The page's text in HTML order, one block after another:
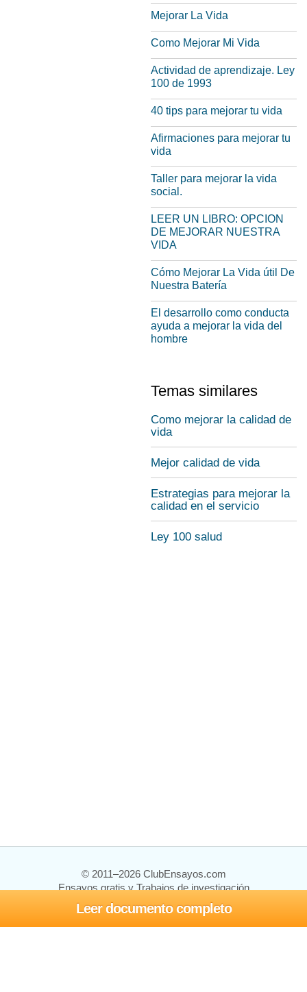
Leer documento completo
Mejorar La Vida
Como Mejorar Mi Vida
Actividad de aprendizaje. Ley
100 de 1993
40 tips para mejorar tu vida
Afirmaciones para mejorar tu
vida
Taller para mejorar la vida
social.
LEER UN LIBRO: OPCION
DE MEJORAR NUESTRA
VIDA
Cómo Mejorar La Vida útil De
Nuestra Batería
El desarrollo como conducta
ayuda a mejorar la vida del
hombre
Temas similares
Como mejorar la calidad de
vida
Mejor calidad de vida
Estrategias para mejorar la
calidad en el servicio
Ley 100 salud
© 2011–2026 ClubEnsayos.com
Ensayos gratis y Trabajos de investigación